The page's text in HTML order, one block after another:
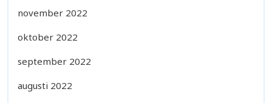
november 2022
oktober 2022
september 2022
augusti 2022